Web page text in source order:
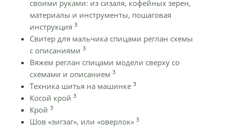
своими руками: из сизаля, кофейных зерен,
материалы и инструменты, пошаговая
инструкция 3
Cвитер для мальчика спицами реглан схемы
с описаниями 3
Вяжем реглан спицами модели сверху со
схемами и описанием 3
Техника шитья на машинке 3
Косой крой 3
Крой 3
Шов «зигзаг», или «оверлок» 3